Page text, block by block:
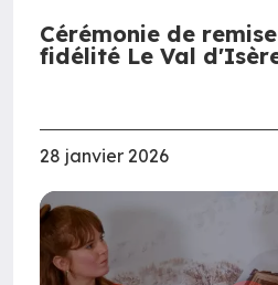
Cérémonie de
fidélité Le Val
28 janvier 2026